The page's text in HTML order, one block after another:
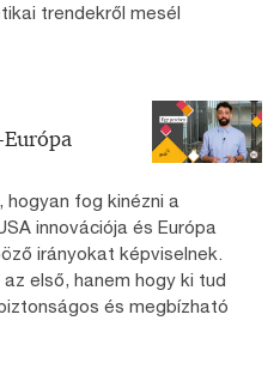
trendekről mesél
Európa
hogyan fog kinézni a
innovációja és Európa
irányokat képviselnek.
első, hanem hogy ki tud
és megbízható